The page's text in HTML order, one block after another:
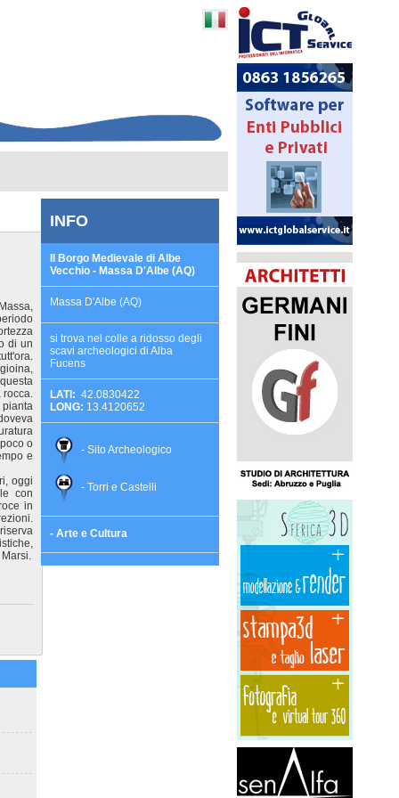
di un
rocca.
o
e
oggi
con
in
INFO
Il Borgo Medievale di Albe
Vecchio - Massa D'Albe (AQ)
Massa D'Albe (AQ)
si trova nel colle a ridosso degli
scavi archeologici di Alba
Fucens
LATI: 42.0830422
LONG: 13.4120652
- Sito Archeologico
- Torri e Castelli
- Arte e Cultura